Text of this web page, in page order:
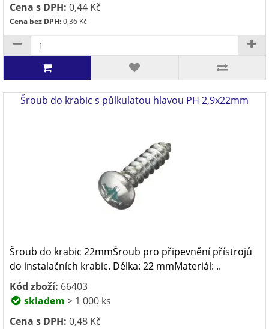
Cena s DPH: 0,44 Kč
Cena bez DPH:0,36 Kč
Šroub do krabic s půlkulatou hlavou PH 2,9x22mm
Šroub do krabic 22mmŠroub pro připevnění přístrojů
do instalačních krabic. Délka: 22 mmMateriál: ..
Kód zboží: 66403
skladem > 1 000 ks
Cena s DPH: 0,48 Kč